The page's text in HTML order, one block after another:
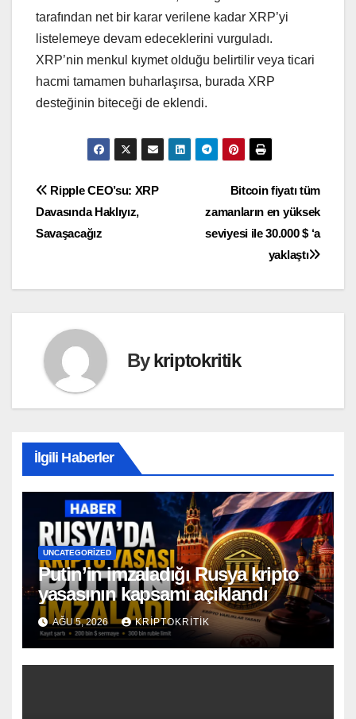
tarafından net bir karar verilene kadar XRP’yi
listelemeye devam edeceklerini vurguladı.
XRP’nin menkul kıymet olduğu belirtilir veya ticari
hacmi tamamen buharlaşırsa, burada XRP
desteğinin biteceği de eklendi.
Yazı
gezinmesi
Bitcoin fiyatı tüm
zamanların en yüksek
seviyesi ile 30.000 $ ‘a
yaklaştı
Ripple CEO’su: XRP
Davasında Haklıyız,
Savaşacağız
Bykriptokritik
İlgili Haberler
UNCATEGORIZED
Putin’in imzaladığı Rusya kripto
yasasının kapsamı açıklandı
AĞU 5, 2026 KRIPTOKRITIK